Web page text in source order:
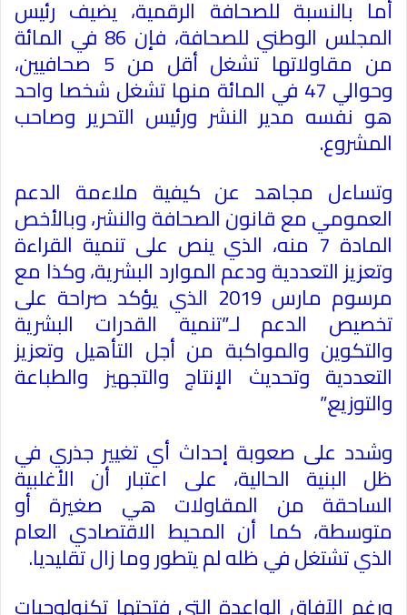
أما بالنسبة للصحافة الرقمية، يضيف رئيس
المجلس الوطني للصحافة، فإن 86 في المائة
من مقاولاتها تشغل أقل من 5 صحافيين،
وحوالي 47 في المائة منها تشغل شخصا واحد
هو نفسه مدير النشر ورئيس التحرير وصاحب
المشروع.
وتساءل مجاهد عن كيفية ملاءمة الدعم
العمومي مع قانون الصحافة والنشر، وبالأخص
المادة 7 منه، الذي ينص على تنمية القراءة
وتعزيز التعددية ودعم الموارد البشرية، وكذا مع
مرسوم مارس 2019 الذي يؤكد صراحة على
تخصيص الدعم لـ”تنمية القدرات البشرية
والتكوين والمواكبة من أجل التأهيل وتعزيز
التعددية وتحديث الإنتاج والتجهيز والطباعة
والتوزيع”.
وشدد على صعوبة إحداث أي تغيير جذري في
ظل البنية الحالية، على اعتبار أن الأغلبية
الساحقة من المقاولات هي صغيرة أو
متوسطة، كما أن المحيط الاقتصادي العام
الذي تشتغل في ظله لم يتطور وما زال تقليديا.
ورغم الآفاق الواعدة التي فتحتها تكنولوجيات